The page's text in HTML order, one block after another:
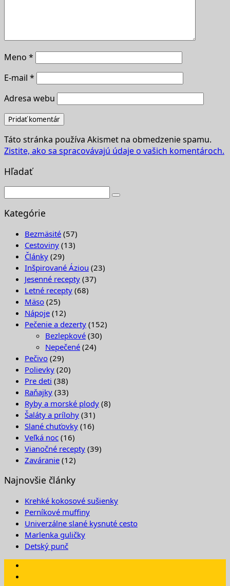
Meno *
E-mail *
Adresa webu
Táto stránka používa Akismet na obmedzenie spamu.
Zistite, ako sa spracovávajú údaje o vašich komentároch.
Hľadať
Kategórie
Bezmäsité (57)
Cestoviny (13)
Články (29)
Inšpirované Áziou (23)
Jesenné recepty (37)
Letné recepty (68)
Mäso (25)
Nápoje (12)
Pečenie a dezerty (152)
Bezlepkové (30)
Nepečené (24)
Pečivo (29)
Polievky (20)
Pre deti (38)
Raňajky (33)
Ryby a morské plody (8)
Šaláty a prílohy (31)
Slané chuťovky (16)
Veľká noc (16)
Vianočné recepty (39)
Zaváranie (12)
Najnovšie články
Krehké kokosové sušienky
Perníkové muffiny
Univerzálne slané kysnuté cesto
Marlenka guličky
Detský punč